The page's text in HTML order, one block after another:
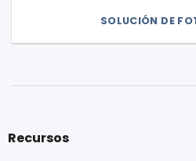
SOLUCIÓN DE
Recursos